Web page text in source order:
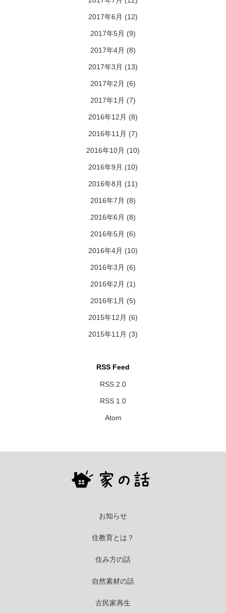
2017年6月 (12)
2017年5月 (9)
2017年4月 (8)
2017年3月 (13)
2017年2月 (6)
2017年1月 (7)
2016年12月 (8)
2016年11月 (7)
2016年10月 (10)
2016年9月 (10)
2016年8月 (11)
2016年7月 (8)
2016年6月 (8)
2016年5月 (6)
2016年4月 (10)
2016年3月 (6)
2016年2月 (1)
2016年1月 (5)
2015年12月 (6)
2015年11月 (3)
RSS Feed
RSS 2.0
RSS 1.0
Atom
お知らせ
住教育とは？
住み方の話
自然素材の話
古民家再生